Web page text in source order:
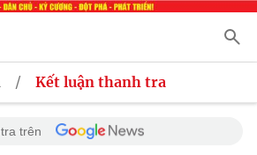
/ Kết luận thanh tra
trên